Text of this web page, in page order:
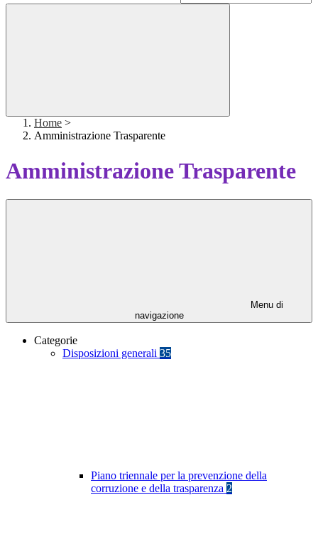
Home >
Amministrazione Trasparente
Amministrazione Trasparente
Menu di
navigazione
Categorie
Disposizioni generali 35
Piano triennale per la prevenzione della
corruzione e della trasparenza 2